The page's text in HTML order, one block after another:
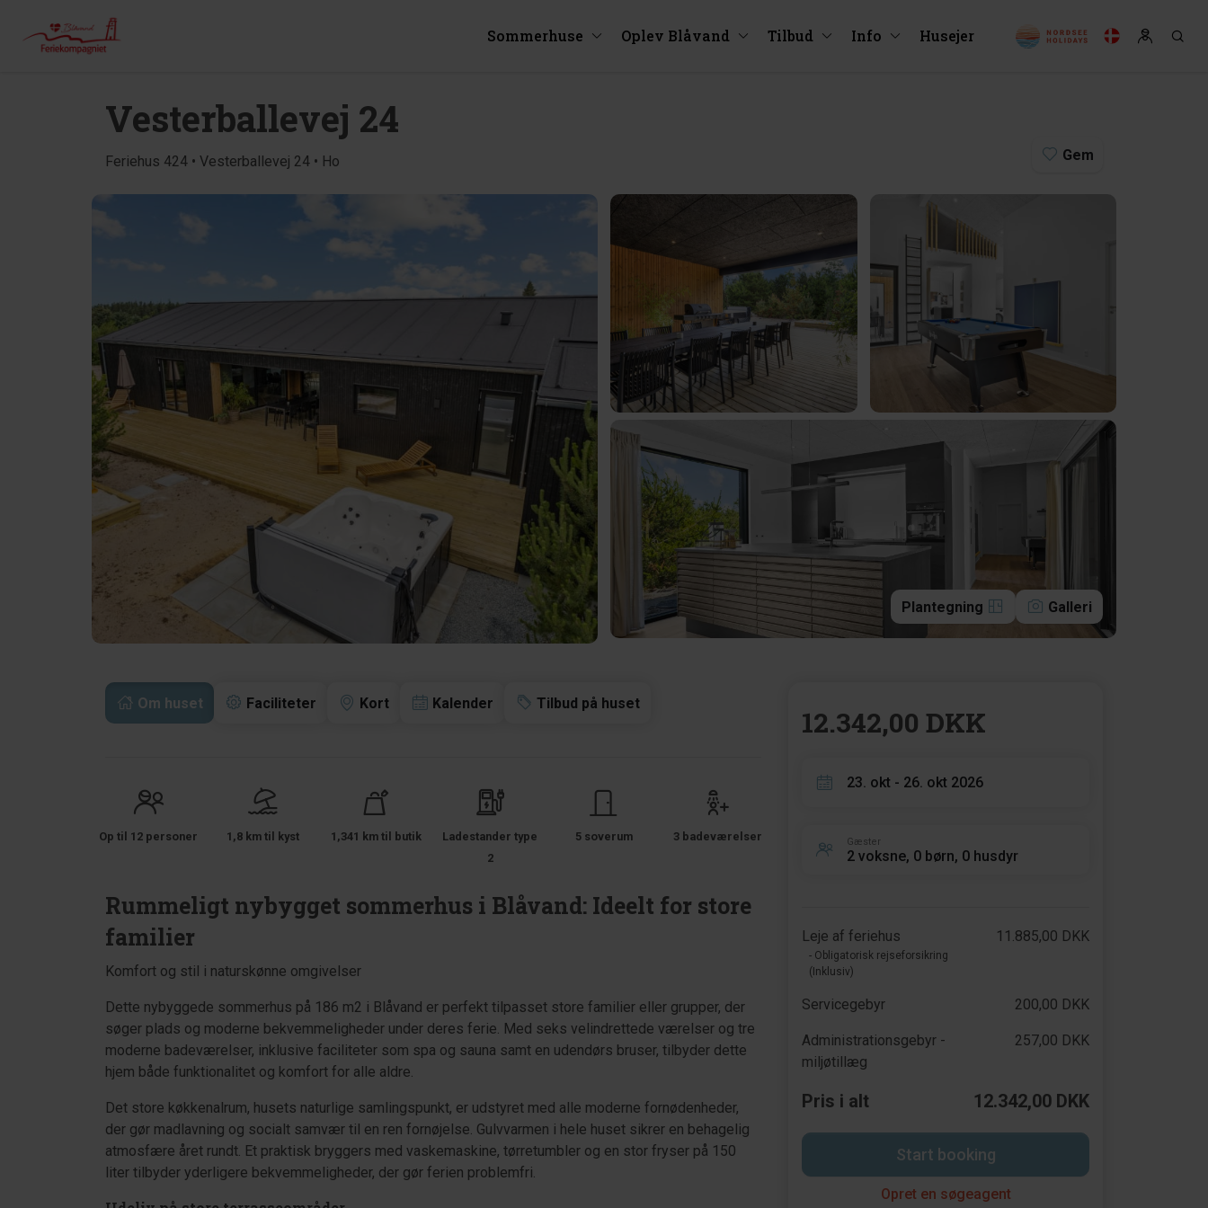
Sommerhuse Oplev Blåvand Tilbud Info Husejer
Vesterballevej 24
Feriehus 424 • Vesterballevej 24 • Ho Gem
Plantegning Galleri
Om huset Faciliteter Kort Kalender Tilbud på huset
Op til 12 personer 1,8 km til kyst 1,341 km til butik
Ladestander type
2
5 soverum 3 badeværelser
Rummeligt nybygget sommerhus i Blåvand: Ideelt for store
familier
Komfort og stil i naturskønne omgivelser
Dette nybyggede sommerhus på 186 m2 i Blåvand er perfekt tilpasset store familier eller grupper, der
søger plads og moderne bekvemmeligheder under deres ferie. Med seks velindrettede værelser og tre
moderne badeværelser, inklusive faciliteter som spa og sauna samt en udendørs bruser, tilbyder dette
hjem både funktionalitet og komfort for alle aldre.
Det store køkkenalrum, husets naturlige samlingspunkt, er udstyret med alle moderne fornødenheder,
der gør madlavning og socialt samvær til en ren fornøjelse. Gulvvarmen i hele huset sikrer en behagelig
atmosfære året rundt. Et praktisk bryggers med vaskemaskine, tørretumbler og en stor fryser på 150
liter tilbyder yderligere bekvemmeligheder, der gør ferien problemfri.
12.342,00 DKK
23. okt - 26. okt 2026
Gæster
2 voksne, 0 børn, 0 husdyr
Leje af feriehus
- Obligatorisk rejseforsikring
(Inklusiv)
11.885,00 DKK
Servicegebyr 200,00 DKK
Administrationsgebyr -
miljøtillæg
257,00 DKK
Pris i alt 12.342,00 DKK
Start booking
Opret en søgeagent